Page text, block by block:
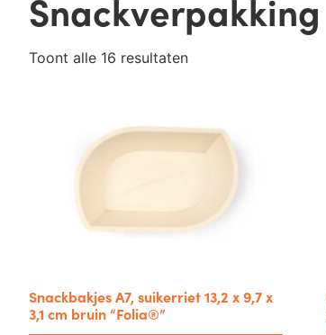
Snackverpakking
Toont alle 16 resultaten
Snackbakjes A7, suikerriet 13,2 x 9,7 x
3,1 cm bruin “Folia®”